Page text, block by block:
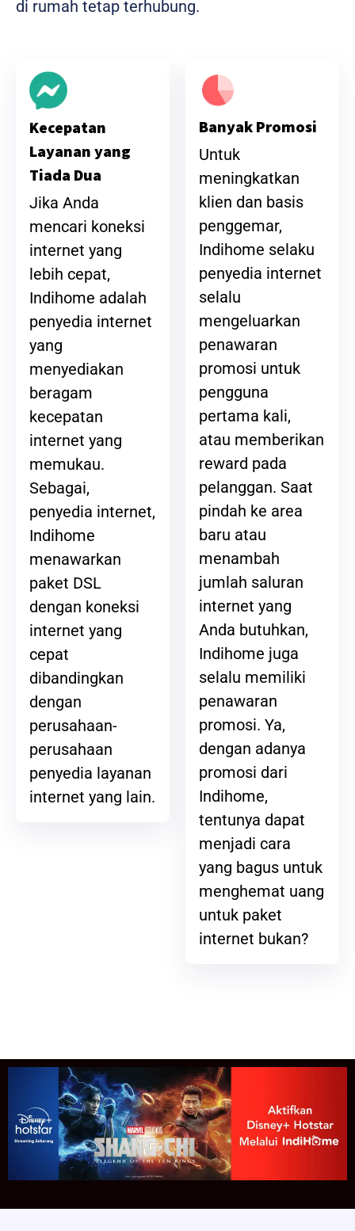
di rumah tetap terhubung.
Kecepatan
Layanan yang
Tiada Dua
Jika Anda
mencari koneksi
internet yang
lebih cepat,
Indihome adalah
penyedia internet
yang
menyediakan
beragam
kecepatan
internet yang
memukau.
Sebagai,
penyedia internet,
Indihome
menawarkan
paket DSL
dengan koneksi
internet yang
cepat
dibandingkan
dengan
perusahaan-
perusahaan
penyedia layanan
internet yang lain.
Banyak Promosi
Untuk
meningkatkan
klien dan basis
penggemar,
Indihome selaku
penyedia internet
selalu
mengeluarkan
penawaran
promosi untuk
pengguna
pertama kali,
atau memberikan
reward pada
pelanggan. Saat
pindah ke area
baru atau
menambah
jumlah saluran
internet yang
Anda butuhkan,
Indihome juga
selalu memiliki
penawaran
promosi. Ya,
dengan adanya
promosi dari
Indihome,
tentunya dapat
menjadi cara
yang bagus untuk
menghemat uang
untuk paket
internet bukan?